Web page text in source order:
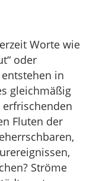
Worte wie
oder
in
gleichmäßig
Fluten der
Ströme